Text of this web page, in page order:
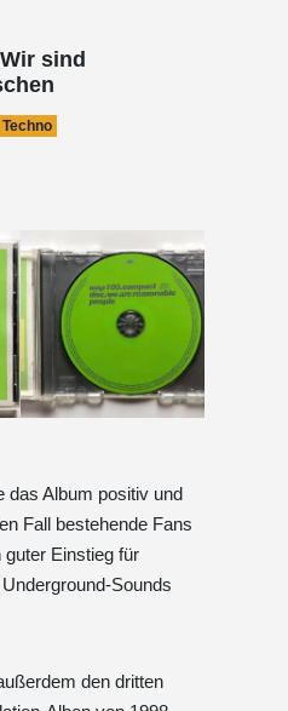
sind
Techno
das Album positiv und
Fall bestehende Fans
Einstieg für
Sounds
den dritten